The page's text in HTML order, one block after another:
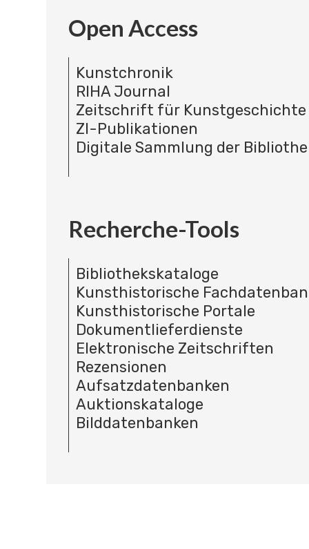
Open Access
Kunstchronik
RIHA Journal
Zeitschrift für Kunstgeschichte
ZI-Publikationen
Digitale Sammlung der
Recherche-Tools
Bibliothekskataloge
Kunsthistorische
Kunsthistorische Portale
Dokumentlieferdienste
Elektronische Zeitschriften
Rezensionen
Aufsatzdatenbanken
Auktionskataloge
Bilddatenbanken